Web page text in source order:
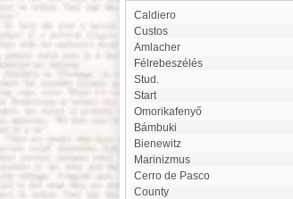
Caldiero
custos
Amlacher
Félrebeszélés
Stud.
Start
Omorikafenyő
Bámbuki
Bienewitz
marinizmus
Cerro de Pasco
County